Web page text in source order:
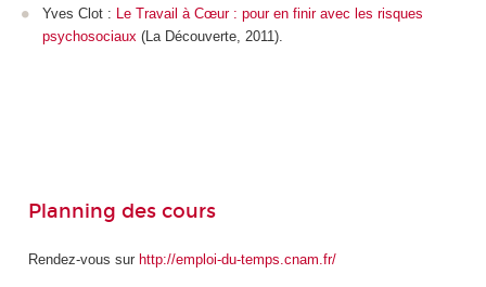
Yves Clot :
Le Travail à Cœur : pour en finir avec les risques
psychosociaux (La Découverte, 2011).
Planning des cours
Rendez-vous sur http://emploi-du-temps.cnam.fr/